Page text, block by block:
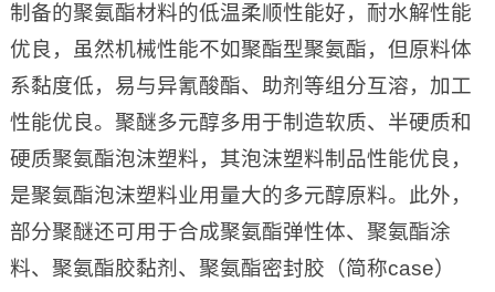
制备的聚氨酯材料的低温柔顺性能好，耐水解性能
优良，虽然机械性能不如聚酯型聚氨酯，但原料体
系黏度低，易与异氰酸酯、助剂等组分互溶，加工
性能优良。聚醚多元醇多用于制造软质、半硬质和
硬质聚氨酯泡沫塑料，其泡沫塑料制品性能优良，
是聚氨酯泡沫塑料业用量大的多元醇原料。此外，
部分聚醚还可用于合成聚氨酯弹性体、聚氨酯涂
料、聚氨酯胶黏剂、聚氨酯密封胶（简称case）